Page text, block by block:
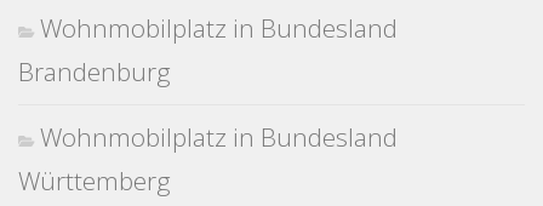
Wohnmobilplatz in Bundesland
Brandenburg
Wohnmobilplatz in Bundesland
Württemberg